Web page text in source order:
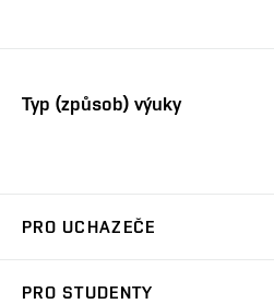
Typ (způsob) výuky
PRO UCHAZEČE
PRO STUDENTY